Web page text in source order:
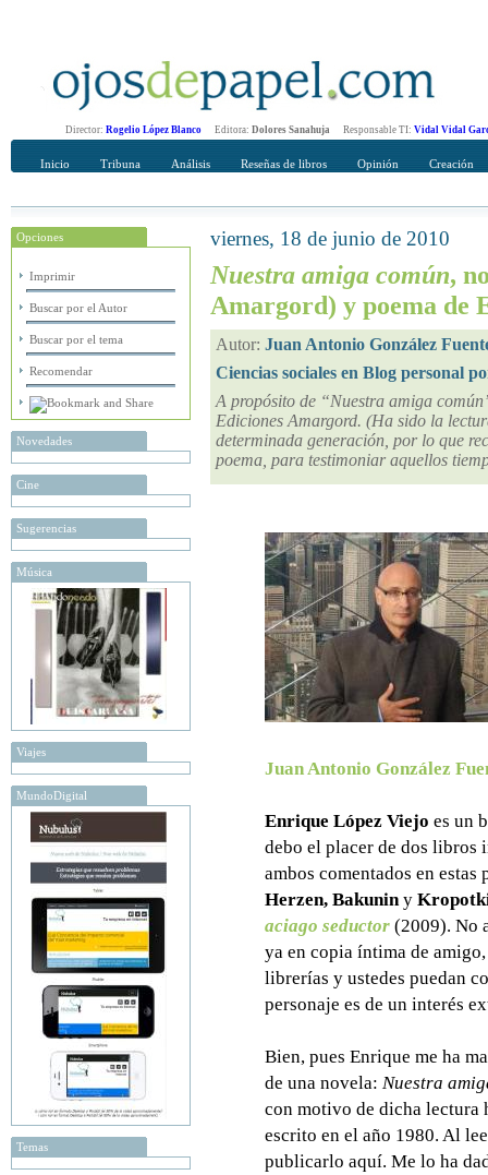
Director: Rogelio López Blanco Editora: Dolores Sanahuja Responsable TI: Vidal Vidal
Inicio Tribuna Análisis Reseñas de libros Opinión Creación
Opciones
Imprimir
Buscar por el Autor
Buscar por el tema
Recomendar
Novedades
Cine
Sugerencias
Música
Viajes
MundoDigital
Temas
Recomendar
viernes, 18 de junio de 2010
Nuestra amiga común,
Amargord) y poema de
Autor: Juan Antonio González
Ciencias sociales en Blog personal
A propósito de “Nuestra amiga
Ediciones Amargord. (Ha sido la
determinada generación, por lo que
poema, para testimoniar aquellos
Juan Antonio González
Enrique López Viejo es un
debo el placer de dos libros
ambos comentados en estas
Herzen, Bakuniny
aciago seductor (2009). No
ya en copia íntima de
librerías y ustedes puedan
personaje es de un interés
Bien, pues Enrique me ha
de una novela: Nuestra
con motivo de dicha lectura
escrito en el año 1980. Al
publicarlo aquí. Me lo ha